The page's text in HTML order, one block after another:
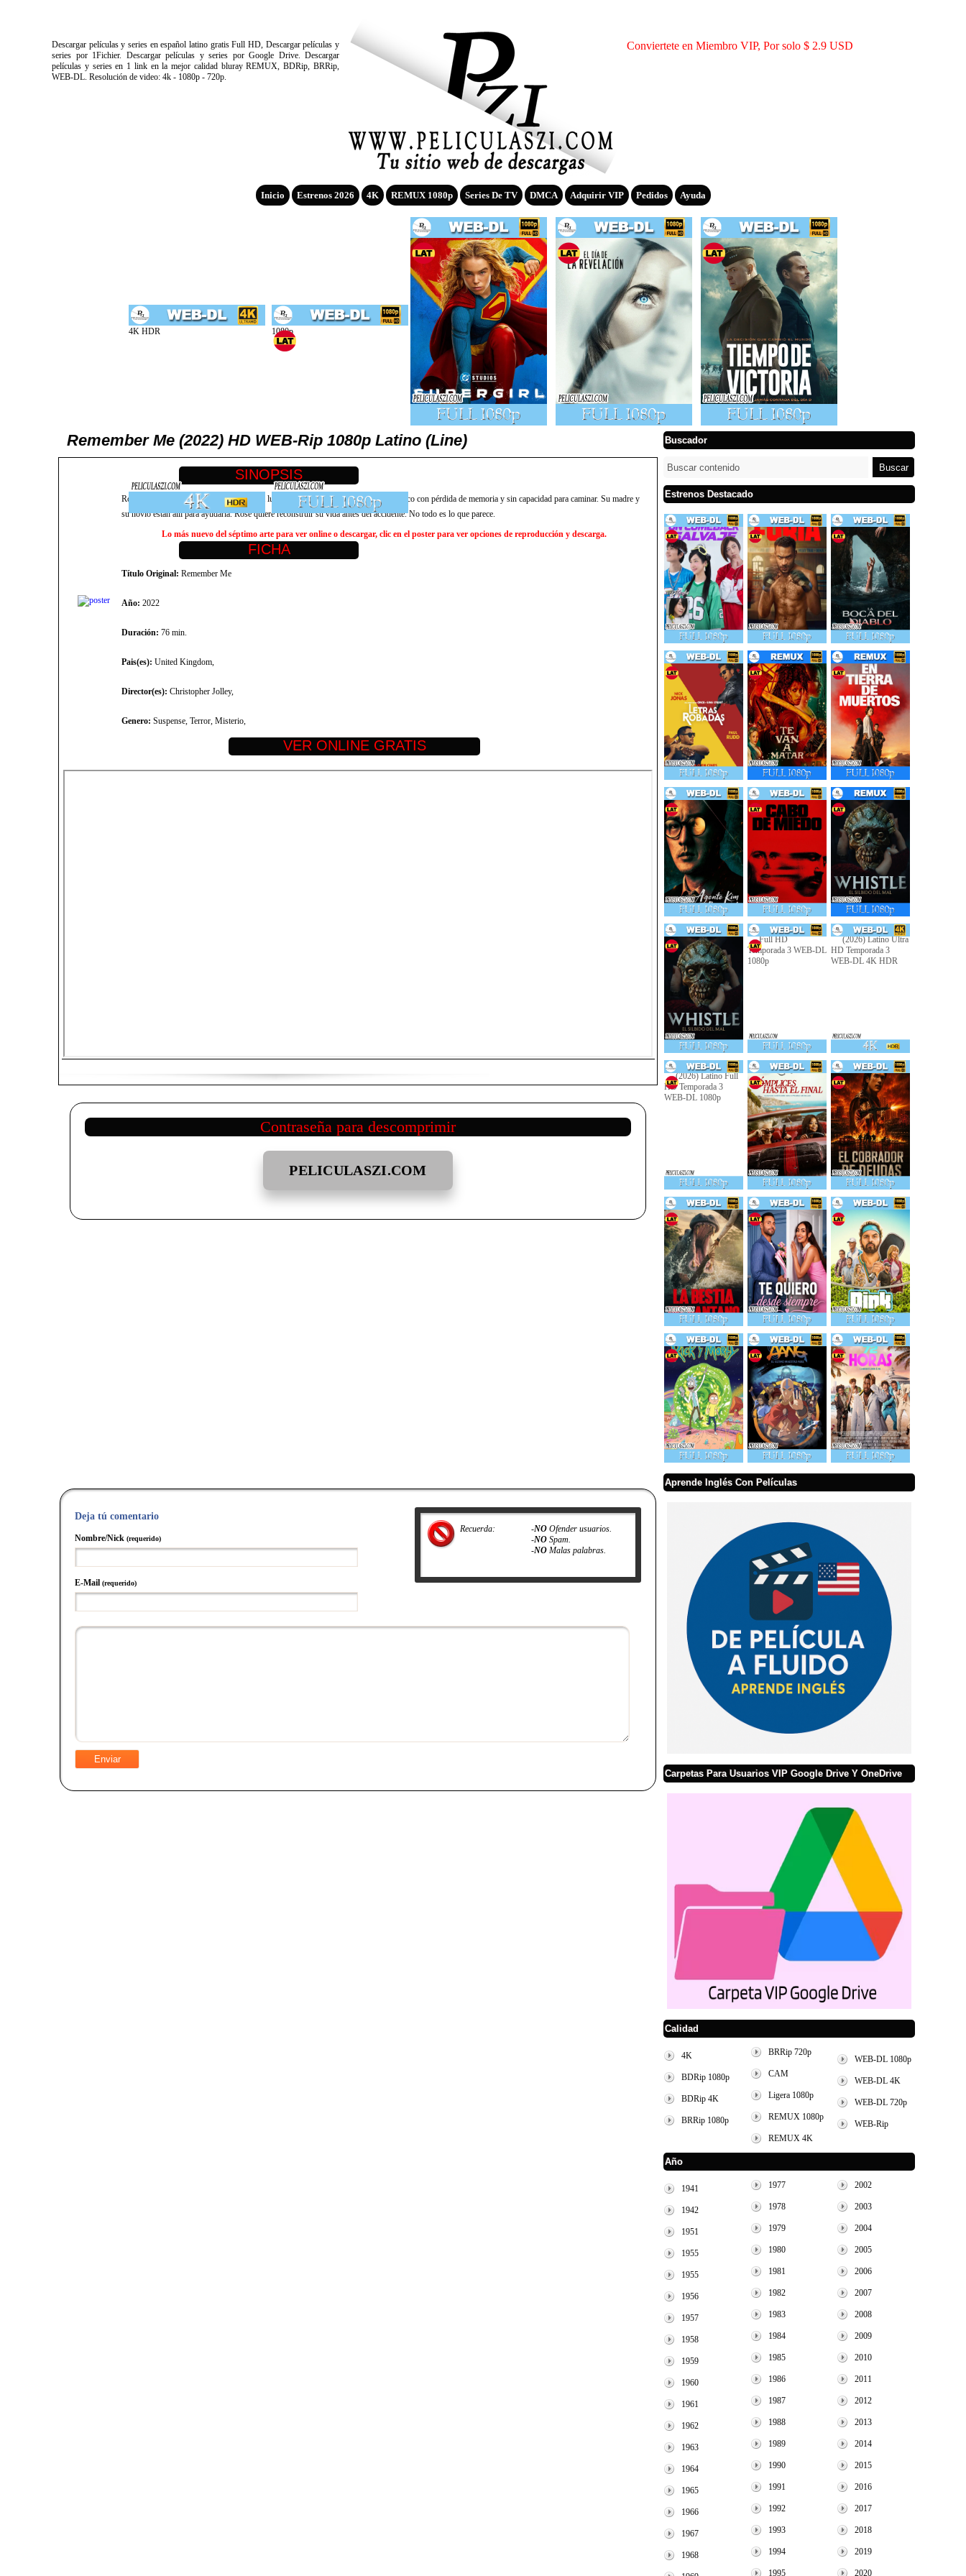
Descargar películas y series en español latino gratis Full HD, Descargar películas y
series por 1Fichier. Descargar películas y series por Google Drive. Descargar
películas y series en 1 link en la mejor calidad bluray REMUX, BDRip, BRRip,
WEB-DL. Resolución de video: 4k - 1080p - 720p.
Conviertete en Miembro VIP, Por solo $ 2.9 USD
Inicio Estrenos 2026 4K REMUX 1080p Series De TV DMCA Adquirir VIP Pedidos Ayuda
Remember Me (2022) HD WEB-Rip 1080p Latino (Line)
Rose se despierta en una casa desconocida luego de un grave accidente automovilístico con pérdida de memoria y sin capacidad para caminar. Su madre y
su novio están allí para ayudarla. Rose quiere reconstruir su vida antes del accidente. No todo es lo que parece.
Lo más nuevo del séptimo arte para ver online o descargar, clic en el poster para ver opciones de reproducción y descarga.
Título Original: Remember Me
Año: 2022
Duración: 76 min.
Pais(es): United Kingdom,
Director(es): Christopher Jolley,
Genero: Suspense, Terror, Misterio,
Contraseña para descomprimir
PELICULASZI.COM
Recuerda: -NOOfender usuarios.
-NOSpam.
-NOMalas palabras.
Deja tú comentario
Nombre/Nick (requerido)
E-Mail (requerido)
Buscador
Estrenos Destacado
Aprende Inglés Con Películas
Carpetas Para Usuarios VIP Google Drive Y OneDrive
Calidad
4K
BDRip 1080p
BDRip 4K
BRRip 1080p
BRRip 720p
CAM
Ligera 1080p
REMUX 1080p
REMUX 4K
WEB-DL 1080p
WEB-DL 4K
WEB-DL 720p
WEB-Rip
Año
1941
1942
1951
1955
1955
1956
1957
1958
1959
1960
1961
1962
1963
1964
1965
1966
1967
1968
1977
1978
1979
1980
1981
1982
1983
1984
1985
1986
1987
1988
1989
1990
1991
1992
1993
1994
1995
2002
2003
2004
2005
2006
2007
2008
2009
2010
2011
2012
2013
2014
2015
2016
2017
2018
2019
2020